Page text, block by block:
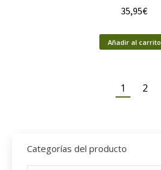
35,95€
Añadir al carrito
1 2
Categorías del producto